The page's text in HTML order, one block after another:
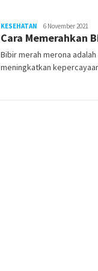
KESEHATAN BeritaTrends
6 November 2021
Cara Memerahkan
Bibir merah merona
meningkatkan